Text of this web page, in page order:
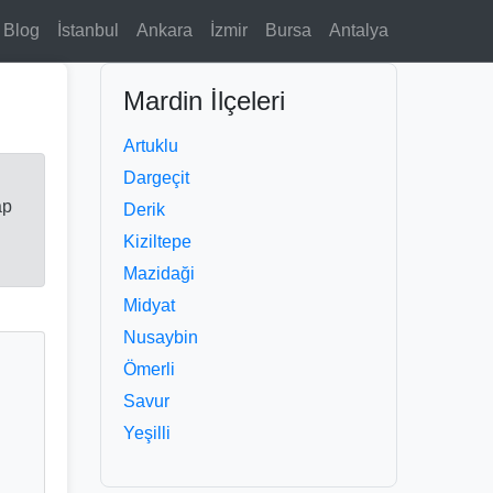
Blog İstanbul Ankara İzmir Bursa Antalya
Mardin İlçeleri
Artuklu
Dargeçit
Derik
Kiziltepe
Mazidaği
Midyat
Nusaybin
Ömerli
Savur
Yeşilli